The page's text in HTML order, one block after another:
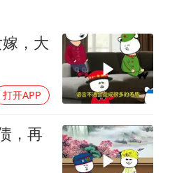
老人被城管撞倒后离世亲属质疑记录仪
王兴兴被问了360多个问题
视频丨森林温泉、油菜花海、丹崖碧水……解锁各地夏日限定体验
心系体育强国建设
，大
打开APP
，再